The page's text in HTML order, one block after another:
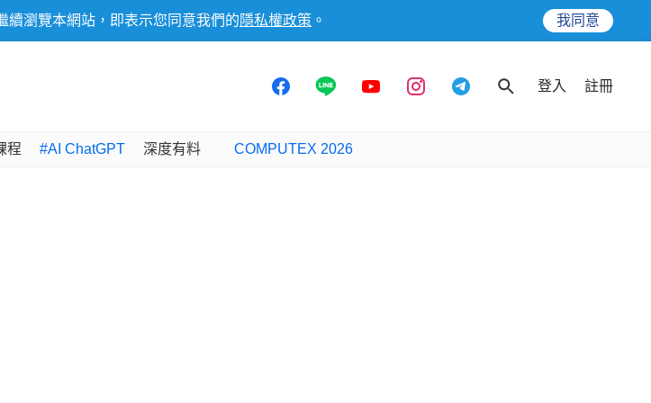
續瀏覽本網站，即表示您同意我們的 隱私權政策 。 我同意
登入 註冊
程 #AI ChatGPT 深度有料 COMPUTEX 2026